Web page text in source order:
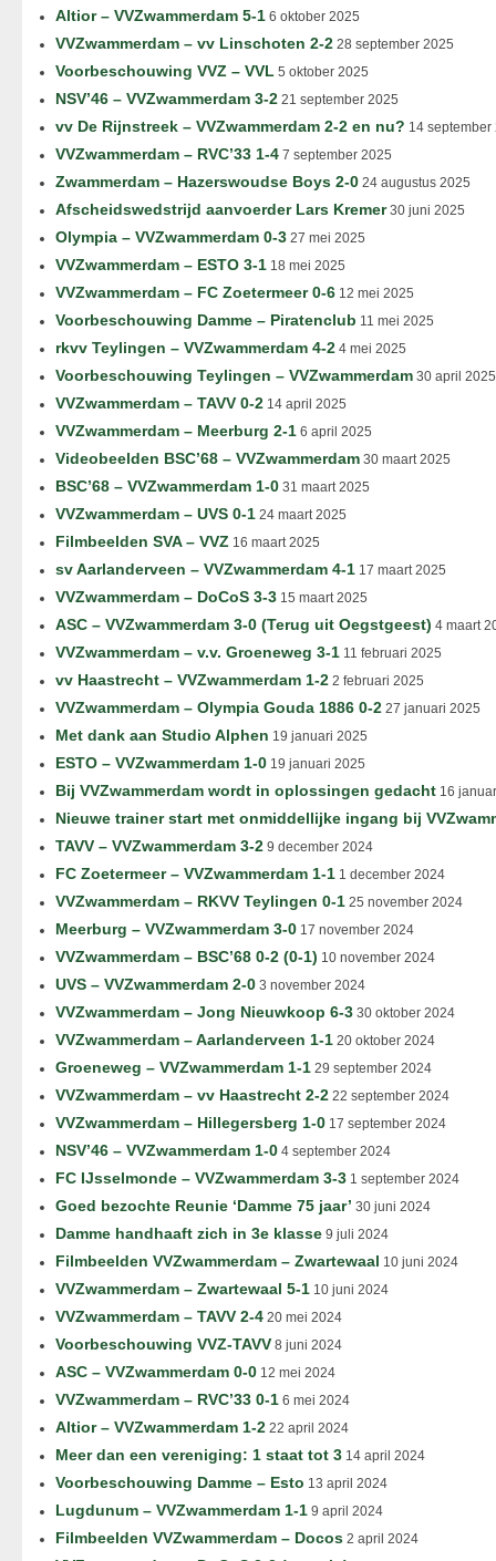
Altior – VVZwammerdam 5-1 6 oktober 2025
VVZwammerdam – vv Linschoten 2-2 28 september 2025
Voorbeschouwing VVZ – VVL 5 oktober 2025
NSV’46 – VVZwammerdam 3-2 21 september 2025
vv De Rijnstreek – VVZwammerdam 2-2 en nu? 14 september
VVZwammerdam – RVC’33 1-4 7 september 2025
Zwammerdam – Hazerswoudse Boys 2-0 24 augustus 2025
Afscheidswedstrijd aanvoerder Lars Kremer30 juni 2025
Olympia – VVZwammerdam 0-3 27 mei 2025
VVZwammerdam – ESTO 3-1 18 mei 2025
VVZwammerdam – FC Zoetermeer 0-6 12 mei 2025
Voorbeschouwing Damme – Piratenclub 11 mei 2025
rkvv Teylingen – VVZwammerdam 4-2 4 mei 2025
Voorbeschouwing Teylingen – VVZwammerdam 30 april 2025
VVZwammerdam – TAVV 0-2 14 april 2025
VVZwammerdam – Meerburg 2-1 6 april 2025
Videobeelden BSC’68 – VVZwammerdam 30 maart 2025
BSC’68 – VVZwammerdam 1-0 31 maart 2025
VVZwammerdam – UVS 0-1 24 maart 2025
Filmbeelden SVA – VVZ 16 maart 2025
sv Aarlanderveen – VVZwammerdam 4-1 17 maart 2025
VVZwammerdam – DoCoS 3-3 15 maart 2025
ASC – VVZwammerdam 3-0 (Terug uit Oegstgeest) 4 maart
VVZwammerdam – v.v. Groeneweg 3-1 11 februari 2025
vv Haastrecht – VVZwammerdam 1-2 2 februari 2025
VVZwammerdam – Olympia Gouda 1886 0-2 27 januari 2025
Met dank aan Studio Alphen 19 januari 2025
ESTO – VVZwammerdam 1-0 19 januari 2025
Bij VVZwammerdam wordt in oplossingen gedacht 16
Nieuwe trainer start met onmiddellijke ingang bij
TAVV – VVZwammerdam 3-2 9 december 2024
FC Zoetermeer – VVZwammerdam 1-1 1 december 2024
VVZwammerdam – RKVV Teylingen 0-1 25 november 2024
Meerburg – VVZwammerdam 3-0 17 november 2024
VVZwammerdam – BSC’68 0-2 (0-1) 10 november 2024
UVS – VVZwammerdam 2-0 3 november 2024
VVZwammerdam – Jong Nieuwkoop 6-3 30 oktober 2024
VVZwammerdam – Aarlanderveen 1-1 20 oktober 2024
Groeneweg – VVZwammerdam 1-1 29 september 2024
VVZwammerdam – vv Haastrecht 2-2 22 september 2024
VVZwammerdam – Hillegersberg 1-0 17 september 2024
NSV’46 – VVZwammerdam 1-0 4 september 2024
FC IJsselmonde – VVZwammerdam 3-3 1 september 2024
Goed bezochte Reunie ‘Damme 75 jaar’ 30 juni 2024
Damme handhaaft zich in 3e klasse 9 juli 2024
Filmbeelden VVZwammerdam – Zwartewaal 10 juni 2024
VVZwammerdam – Zwartewaal 5-1 10 juni 2024
VVZwammerdam – TAVV 2-4 20 mei 2024
Voorbeschouwing VVZ-TAVV 8 juni 2024
ASC – VVZwammerdam 0-0 12 mei 2024
VVZwammerdam – RVC’33 0-1 6 mei 2024
Altior – VVZwammerdam 1-2 22 april 2024
Meer dan een vereniging: 1 staat tot 3 14 april 2024
Voorbeschouwing Damme – Esto 13 april 2024
Lugdunum – VVZwammerdam 1-1 9 april 2024
Filmbeelden VVZwammerdam – Docos 2 april 2024